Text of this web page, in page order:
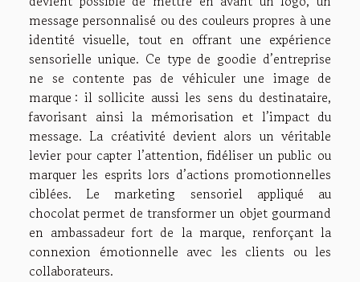
message personnalisé ou des couleurs propres à une
identité visuelle, tout en offrant une expérience
sensorielle unique. Ce type de goodie d’entreprise
ne se contente pas de véhiculer une image de
marque : il sollicite aussi les sens du destinataire,
favorisant ainsi la mémorisation et l’impact du
message. La créativité devient alors un véritable
levier pour capter l’attention, fidéliser un public ou
marquer les esprits lors d’actions promotionnelles
ciblées. Le marketing sensoriel appliqué au
chocolat permet de transformer un objet gourmand
en ambassadeur fort de la marque, renforçant la
connexion émotionnelle avec les clients ou les
collaborateurs.